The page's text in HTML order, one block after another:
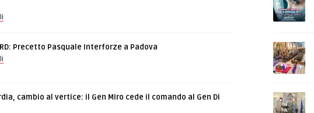
Precetto Pasquale Interforze a Padova
cambio al vertice: il Gen Miro cede il comando al Gen Di